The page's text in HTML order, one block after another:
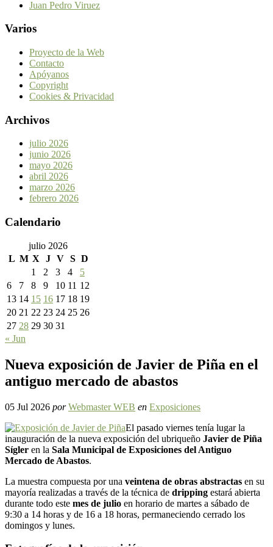
Juan Pedro Viruez
Varios
Proyecto de la Web
Contacto
Apóyanos
Copyright
Cookies & Privacidad
Archivos
julio 2026
junio 2026
mayo 2026
abril 2026
marzo 2026
febrero 2026
Calendario
julio 2026
L M X J V S D
1
2 3 4
5
6
7 8 9 10 11 12
13 14 15 16 17 18 19
20 21 22 23 24 25 26
27 28 29 30 31
« Jun
Nueva exposición de Javier de Piña en el
antiguo mercado de abastos
05 Jul 2026 por Webmaster WEB en Exposiciones
El pasado viernes tenía lugar la
inauguración de la nueva exposición del ubriqueño Javier de Piña
Sígler en la Sala Municipal de Exposiciones del Antiguo
Mercado de Abastos.
La muestra compuesta por una veintena de obras abstractas en su
mayoría realizadas a través de la técnica de dripping estará abierta
durante todo este mes de julio en horario de martes a sábado de
9:30 a 14 horas y de 16 a 18 horas, permaneciendo cerrado los
domingos y lunes.